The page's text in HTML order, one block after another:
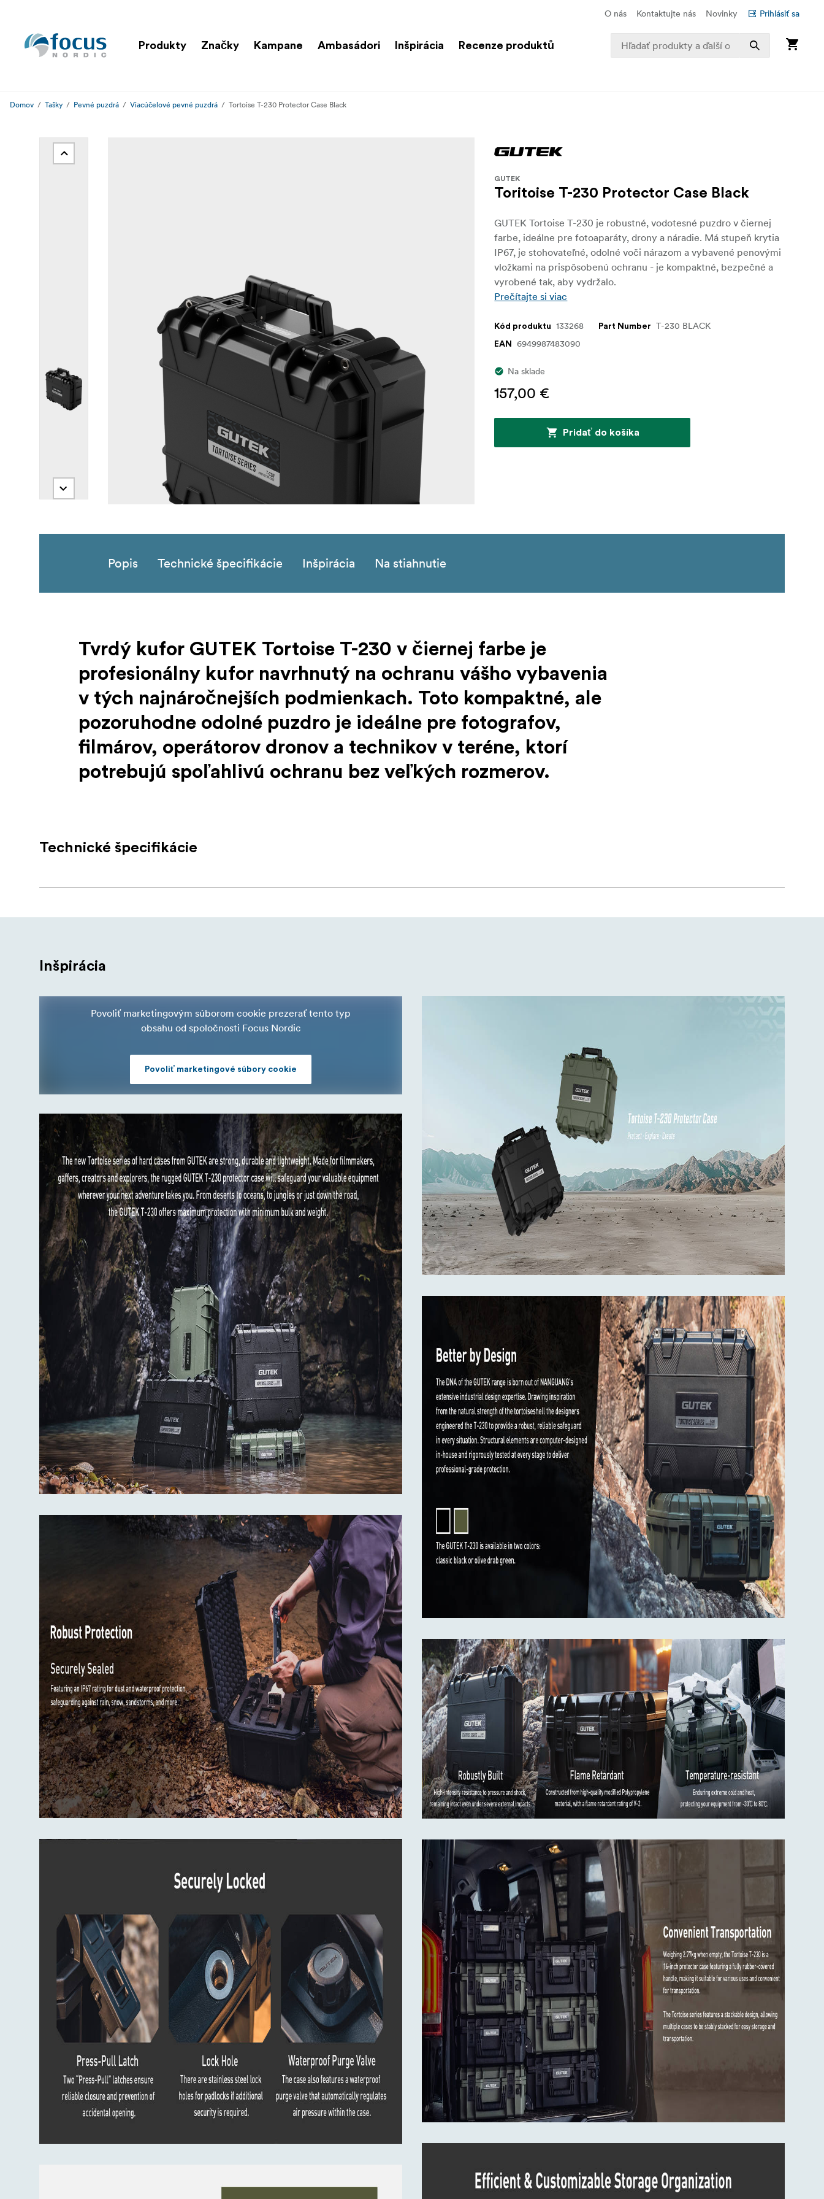
O nás Kontaktujte nás Novinky Prihlásiť sa
Produkty Značky Kampane Ambasádori Inšpirácia Recenze produktů
Domov Tašky Pevné puzdrá Viacúčelové pevné puzdrá Tortoise T-230 Protector Case Black
GUTEK
Toritoise T-230 Protector Case Black
GUTEK Tortoise T-230 je robustné, vodotesné puzdro v čiernej
farbe, ideálne pre fotoaparáty, drony a náradie. Má stupeň krytia
IP67, je stohovateľné, odolné voči nárazom a vybavené penovými
vložkami na prispôsobenú ochranu - je kompaktné, bezpečné a
vyrobené tak, aby vydržalo.
Prečítajte si viac
Kód produktu 133268 Part Number T-230 BLACK
EAN 6949987483090
Na sklade
157,00 €
Pridať do košíka
Popis Technické špecifikácie Inšpirácia Na stiahnutie
Tvrdý kufor GUTEK Tortoise T-230 v čiernej farbe je
profesionálny kufor navrhnutý na ochranu vášho vybavenia
v tých najnáročnejších podmienkach. Toto kompaktné, ale
pozoruhodne odolné puzdro je ideálne pre fotografov,
filmárov, operátorov dronov a technikov v teréne, ktorí
potrebujú spoľahlivú ochranu bez veľkých rozmerov.
Vnútorný kufor ponúka 23-litrový objem s inteligentným usporiadaním úložného priestoru. Trojdielny polstrovaný
ergonomickej, pogumovanej rukoväti je pripravený na to, aby ste ho použili všade, kam vás vaša práca zavedie.
Kľúčové vlastnosti:
Vnútorné rozmery: 41.7 × 32 × 17.9 cm (23 l)
Vodotesný a prachotesný (IP67)
Horľavovzdorný a teplotne odolný (-50 °C až +80 °C)
Zosilnená konštrukcia, stohovateľný dizajn a tlakový ventil pripravený na použitie v leteckej doprave
Súprava obsahuje:
Púzdro Tortoise T-230 Protector × 1
Zvlnená pena na veko × 1
Čalúnená prepážka × 3
Pena na dno × 1
Dvojstranná páska × 1
Užívateľská príručka × 1
Technické špecifikácie
Inšpirácia
Povoliť marketingovým súborom cookie prezerať tento typ
obsahu od spoločnosti Focus Nordic
Povoliť marketingové súbory cookie